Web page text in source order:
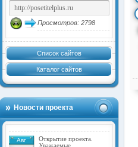
Просмотров: 2798
Список сайтов
Каталог сайтов
Новости проекта
Авг
Открытие проекта.
Уважаемые